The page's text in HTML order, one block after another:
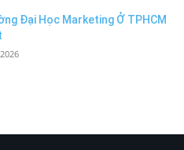
Đại Học Marketing Ở TPHCM